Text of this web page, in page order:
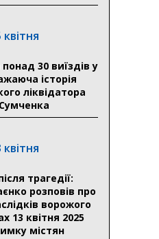
квітня
30 виїздів у
історія
ліквідатора
квітня
трагедії:
розповів про
ворожого
13 квітня 2025
містян